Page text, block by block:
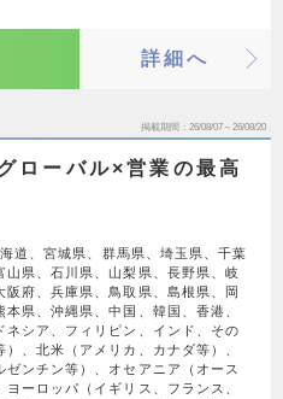
詳細へ
掲載期間 26/08/07～26/08/20
ローバル×営業の最高
道、宮城県、群馬県、埼玉県、千葉
県、石川県、山梨県、長野県、岐
府、兵庫県、鳥取県、島根県、岡
県、沖縄県、中国、韓国、香港、
シア、フィリピン、インド、その
、北米（アメリカ、カナダ等）、
ンチン等）、オセアニア（オース
ーロッパ（イギリス、フランス、